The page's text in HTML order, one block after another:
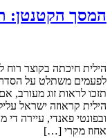
המסך הקטנטן:
הילית חיכתה בקוצר רוח
לפעמים משתלט על
תזכו לראות זוג מעורב,
הילית קראוזה ישראל
ובפונטי פאנדי, עיירה
אחוז מקרי […]